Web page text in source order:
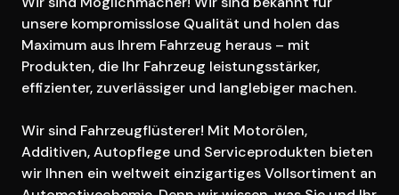
unsere kompromisslose Qualität und holen das
Maximum aus Ihrem Fahrzeug heraus – mit
Produkten, die Ihr Fahrzeug leistungsstärker,
effizienter, zuverlässiger und langlebiger machen.
Wir sind Fahrzeugflüsterer! Mit Motorölen,
Additiven, Autopflege und Serviceprodukten bieten
wir Ihnen ein weltweit einzigartiges Vollsortiment an